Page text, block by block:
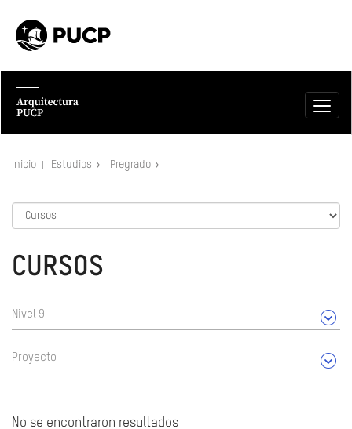
Inicio Estudios Pregrado
CURSOS
Nivel 9
Proyecto
No se encontraron resultados